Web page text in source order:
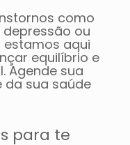
como
ou
estamos aqui
equilíbrio e
Agende sua
da sua saúde
para te